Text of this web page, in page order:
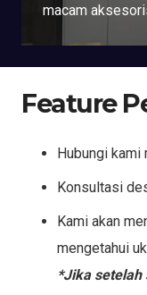
macam
Feature
Hubungi
Konsultasi
Kami akan
mengetahui
*Jika setelah